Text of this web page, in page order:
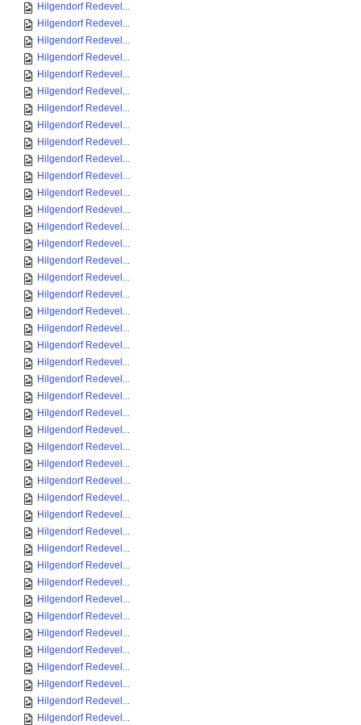
Hilgendorf Redevel...
Hilgendorf Redevel...
Hilgendorf Redevel...
Hilgendorf Redevel...
Hilgendorf Redevel...
Hilgendorf Redevel...
Hilgendorf Redevel...
Hilgendorf Redevel...
Hilgendorf Redevel...
Hilgendorf Redevel...
Hilgendorf Redevel...
Hilgendorf Redevel...
Hilgendorf Redevel...
Hilgendorf Redevel...
Hilgendorf Redevel...
Hilgendorf Redevel...
Hilgendorf Redevel...
Hilgendorf Redevel...
Hilgendorf Redevel...
Hilgendorf Redevel...
Hilgendorf Redevel...
Hilgendorf Redevel...
Hilgendorf Redevel...
Hilgendorf Redevel...
Hilgendorf Redevel...
Hilgendorf Redevel...
Hilgendorf Redevel...
Hilgendorf Redevel...
Hilgendorf Redevel...
Hilgendorf Redevel...
Hilgendorf Redevel...
Hilgendorf Redevel...
Hilgendorf Redevel...
Hilgendorf Redevel...
Hilgendorf Redevel...
Hilgendorf Redevel...
Hilgendorf Redevel...
Hilgendorf Redevel...
Hilgendorf Redevel...
Hilgendorf Redevel...
Hilgendorf Redevel...
Hilgendorf Redevel...
Hilgendorf Redevel...